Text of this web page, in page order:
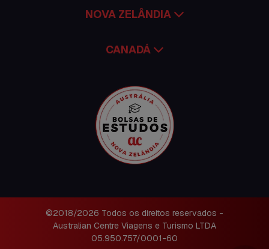
NOVA ZELÂNDIA
CANADÁ
©2018/2026 Todos os direitos reservados -
Australian Centre Viagens e Turismo LTDA
05.950.757/0001-60